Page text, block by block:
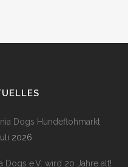
Dogs Hundeflohmarkt
2026
Dogs e.V. wird 20 Jahre alt!